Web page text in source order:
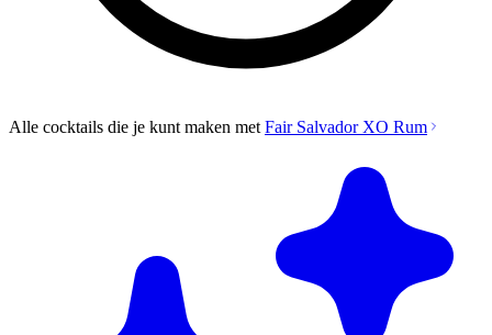
Alle cocktails die je kunt maken met Fair Salvador XO Rum